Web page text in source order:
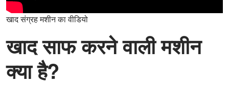
खाद संग्रह मशीन का वीडियो
खाद साफ करने वाली मशीन
क्या है?